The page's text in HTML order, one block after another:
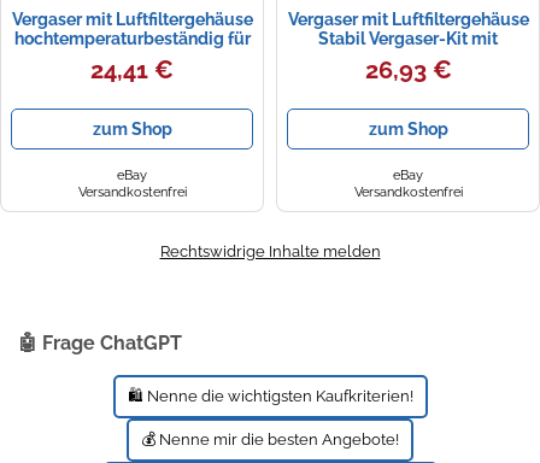
Vergaser mit Luftfiltergehäuse
hochtemperaturbeständig für
Handwerker
24,41 €
zum Shop
eBay
Versandkostenfrei
Vergaser mit Luftfiltergehäuse
Stabil Vergaser-Kit mit
Zündkerze für Werkstatt
26,93 €
zum Shop
eBay
Versandkostenfrei
Rechtswidrige Inhalte melden
🤖 Frage ChatGPT
🛍️ Nenne die wichtigsten Kaufkriterien!
💰 Nenne mir die besten Angebote!